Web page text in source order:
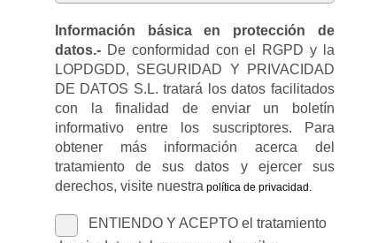
Información básica en protección de
datos.-De conformidad con el RGPD y la
LOPDGDD, SEGURIDAD Y PRIVACIDAD
DE DATOS S.L. tratará los datos facilitados
con la finalidad de enviar un boletín
informativo entre los suscriptores. Para
obtener más información acerca del
tratamiento de sus datos y ejercer sus
derechos, visite nuestra política de privacidad .
ENTIENDO Y ACEPTO el tratamiento